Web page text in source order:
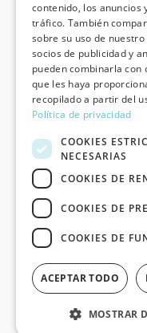
Certificado de
Española de
©2026 Destino Arte®
Todos los derechos
:: Condiciones
:: Política de Cookies
contenido, los anuncios
tráfico. También
sobre su uso de
socios de publicidad y
pueden combinarla con
que les haya
recopilado a partir del
Política de privacidad
COOKIES
NECESARIAS
COOKIES DE
COOKIES DE
COOKIES DE
ACEPTAR TODO
MOSTRAR